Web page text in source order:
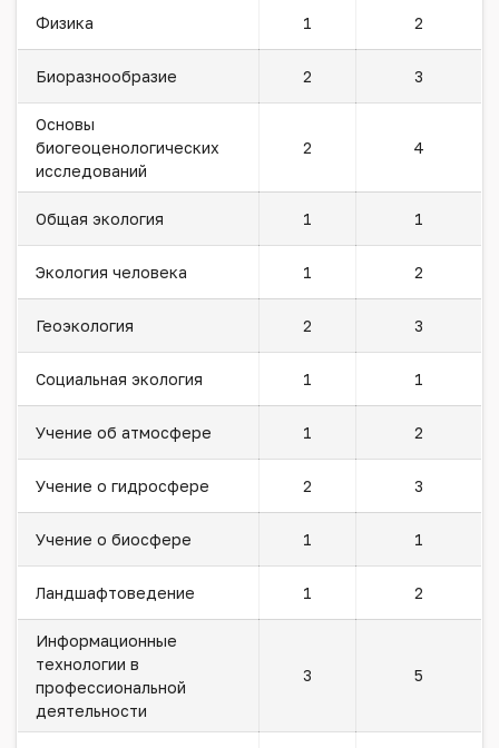
Физика 1 2
Биоразнообразие 2 3
Основы
биогеоценологических
исследований
2 4
Общая экология 1 1
Экология человека 1 2
Геоэкология 2 3
Социальная экология 1 1
Учение об атмосфере 1 2
Учение о гидросфере 2 3
Учение о биосфере 1 1
Ландшафтоведение 1 2
Информационные
технологии в
профессиональной
деятельности
3 5